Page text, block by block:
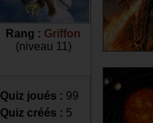
Rang : Griffon
(niveau 11)
Quiz joués : 99
Quiz créés : 5